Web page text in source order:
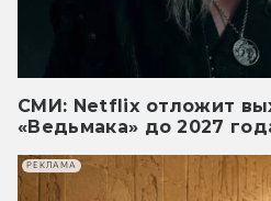
СМИ: Netflix отложит
«Ведьмака» до 2027
РЕКЛАМА